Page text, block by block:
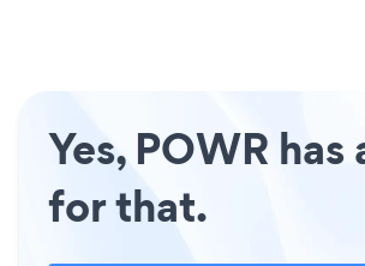
Yes, POWR has
for that.